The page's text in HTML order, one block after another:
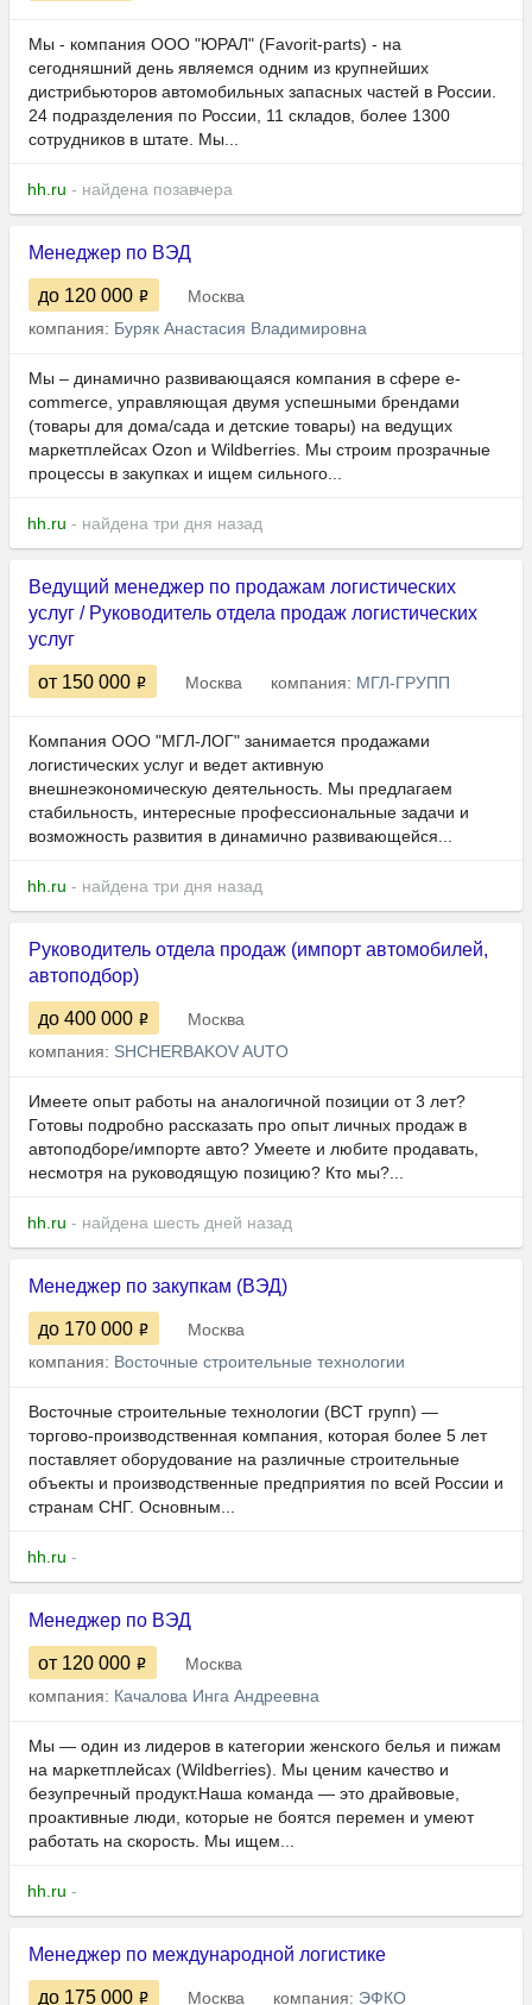
Мы - компания ООО "ЮРАЛ" (Favorit-parts) - на
сегодняшний день являемся одним из крупнейших
дистрибьюторов автомобильных запасных частей в России.
24 подразделения по России, 11 складов, более 1300
сотрудников в штате. Мы...
hh.ru - найдена позавчера
Менеджер по ВЭД
до 120 000
Москва
компания: Буряк Анастасия Владимировна
Мы – динамично развивающаяся компания в сфере e-
commerce, управляющая двумя успешными брендами
(товары для дома/сада и детские товары) на ведущих
маркетплейсах Ozon и Wildberries. Мы строим прозрачные
процессы в закупках и ищем сильного...
hh.ru - найдена три дня назад
Ведущий менеджер по продажам логистических
услуг / Руководитель отдела продаж логистических
услуг
от 150 000 Москва компания: МГЛ-ГРУПП
Компания ООО "МГЛ-ЛОГ" занимается продажами
логистических услуг и ведет активную
внешнеэкономическую деятельность. Мы предлагаем
стабильность, интересные профессиональные задачи и
возможность развития в динамично развивающейся...
hh.ru - найдена три дня назад
Руководитель отдела продаж (импорт автомобилей,
автоподбор)
до 400 000
Москва
компания: SHCHERBAKOV AUTO
Имеете опыт работы на аналогичной позиции от 3 лет?
Готовы подробно рассказать про опыт личных продаж в
автоподборе/импорте авто? Умеете и любите продавать,
несмотря на руководящую позицию? Кто мы?...
hh.ru - найдена шесть дней назад
Менеджер по закупкам (ВЭД)
до 170 000
Москва
компания: Восточные строительные технологии
Восточные строительные технологии (ВСТ групп) —
торгово-производственная компания, которая более 5 лет
поставляет оборудование на различные строительные
объекты и производственные предприятия по всей России и
странам СНГ. Основным...
hh.ru -
Менеджер по ВЭД
от 120 000
Москва
компания: Качалова Инга Андреевна
Мы — один из лидеров в категории женского белья и пижам
на маркетплейсах (Wildberries). Мы ценим качество и
безупречный продукт.Наша команда — это драйвовые,
проактивные люди, которые не боятся перемен и умеют
работать на скорость. Мы ищем...
hh.ru -
Менеджер по международной логистике
до 175 000 Москва компания: ЭФКО